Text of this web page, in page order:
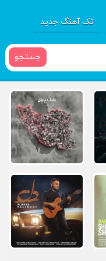
تک آهنگ جدید
جستجو